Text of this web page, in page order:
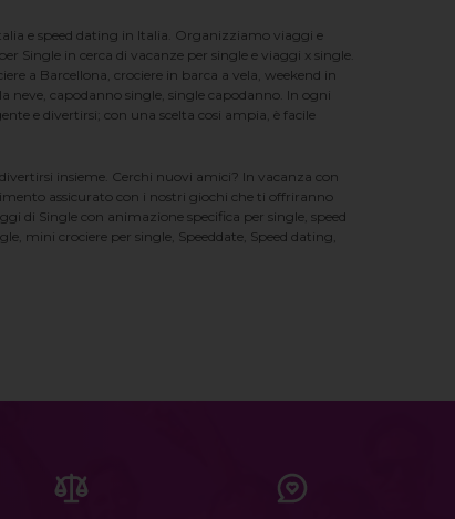
e speed dating in Italia. Organizziamo viaggi e
Single in cerca di vacanze per single e viaggi x single.
a Barcellona, crociere in barca a vela, weekend in
capodanno single, single capodanno. In ogni
e divertirsi; con una scelta cosi ampia, è facile
insieme. Cerchi nuovi amici? In vacanza con
assicurato con i nostri giochi che ti offriranno
di Single con animazione specifica per single, speed
mini crociere per single, Speeddate, Speed dating,